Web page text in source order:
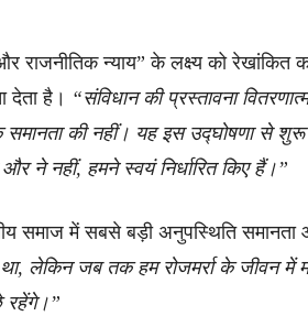
राजनीतिक न्याय” के लक्ष्य को रेखांकित
देता है। “संविधान की प्रस्तावना
की नहीं। यह इस उद्घोषणा से शुरू
ने नहीं, हमने स्वयं निर्धारित किए हैं।”
समाज में सबसे बड़ी अनुपस्थिति समानता
था, लेकिन जब तक हम रोजमर्रा के जीवन में
रहेंगे।”